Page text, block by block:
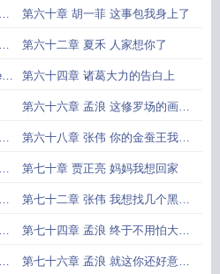
了
第六十章 胡一菲 这事包我身上了
第六十二章 夏禾 人家想你了
第六十四章 诸葛大力的告白上
第六十六章 孟浪 这修罗场的画风
不对啊
第六十八章 张伟 你的金蚕王我不
还了
第七十章 贾正亮 妈妈我想回家
第七十二章 张伟 我想找几个黑人
兄弟风风光光地走
第七十四章 孟浪 终于不用怕大力
被宝宝埋掉了
第七十六章 孟浪 就这你还好意思